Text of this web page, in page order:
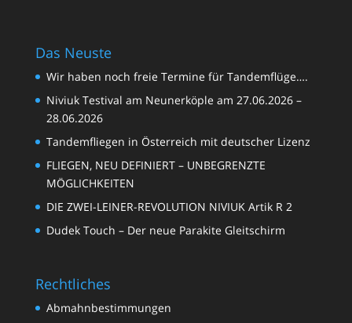
Das Neuste
Wir haben noch freie Termine für Tandemflüge….
Niviuk Testival am Neunerköple am 27.06.2026 –
28.06.2026
Tandemfliegen in Österreich mit deutscher Lizenz
FLIEGEN, NEU DEFINIERT – UNBEGRENZTE
MÖGLICHKEITEN
DIE ZWEI-LEINER-REVOLUTION NIVIUK Artik R 2
Dudek Touch – Der neue Parakite Gleitschirm
Rechtliches
Abmahnbestimmungen